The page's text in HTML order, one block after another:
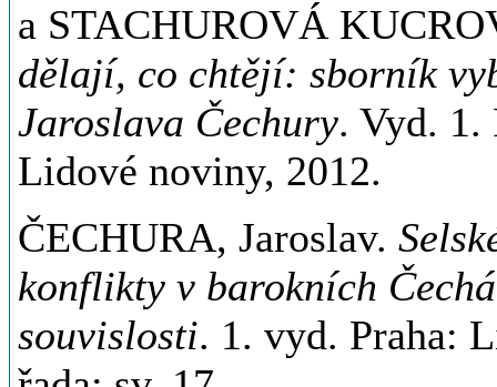
a STACHUROVÁ
dělají, co chtějí: sborník
Jaroslava Čechury. Vyd. 1.
Lidové noviny, 2012.
ČECHURA, Jaroslav.
konflikty v barokních
souvislosti. 1. vyd. Praha: